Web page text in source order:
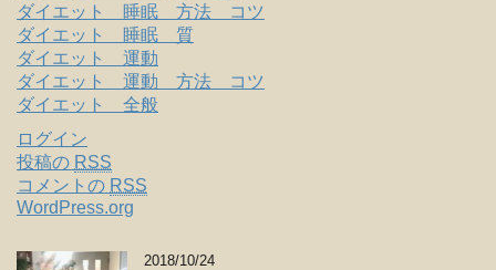
ダイエット 睡眠 方法 コツ
ダイエット 睡眠 質
ダイエット 運動
ダイエット 運動 方法 コツ
ダイエット 全般
ログイン
投稿の RSS
コメントの RSS
WordPress.org
2018/10/24